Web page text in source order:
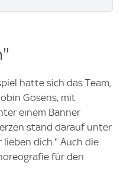
hatte sich das Team,
Gosens, mit
einem Banner
stand darauf unter
lieben dich." Auch die
für den